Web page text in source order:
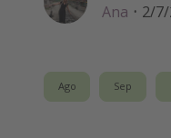
Ana · 2/
Ago Sep